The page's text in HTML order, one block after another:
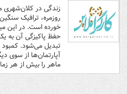
زندگی در کلان‌شهری
روزمره، ترافیک
خورده است. در این
حفظ پاکیزگی آن به
تبدیل می‌شود.
آپارتمان‌ها از سوی
ماهر را بیش از هر